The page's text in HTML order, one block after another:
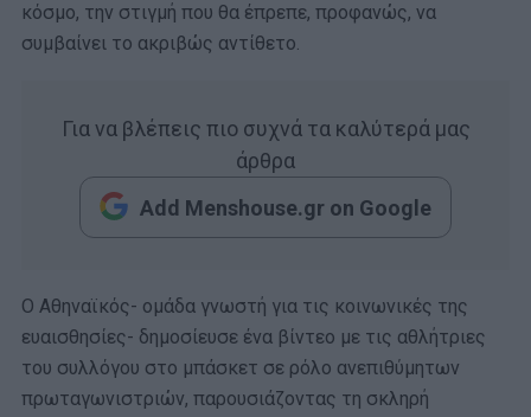
κόσμο, την στιγμή που θα έπρεπε, προφανώς, να
συμβαίνει το ακριβώς αντίθετο.
Για να βλέπεις πιο συχνά τα καλύτερά μας
άρθρα
Add Menshouse.gr on Google
Ο Αθηναϊκός- ομάδα γνωστή για τις κοινωνικές της
ευαισθησίες- δημοσίευσε ένα βίντεο με τις αθλήτριες
του συλλόγου στο μπάσκετ σε ρόλο ανεπιθύμητων
πρωταγωνιστριών, παρουσιάζοντας τη σκληρή